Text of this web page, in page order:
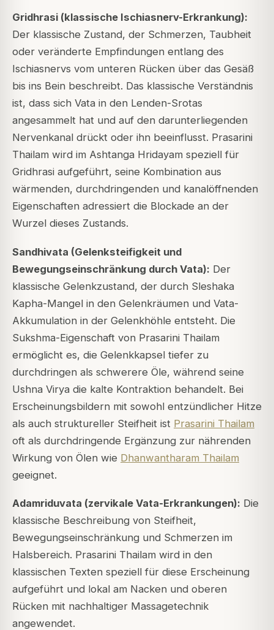
Gridhrasi (klassische Ischiasnerv-Erkrankung):
Der klassische Zustand, der Schmerzen, Taubheit
oder veränderte Empfindungen entlang des
Ischiasnervs vom unteren Rücken über das Gesäß
bis ins Bein beschreibt. Das klassische Verständnis
ist, dass sich Vata in den Lenden-Srotas
angesammelt hat und auf den darunterliegenden
Nervenkanal drückt oder ihn beeinflusst. Prasarini
Thailam wird im Ashtanga Hridayam speziell für
Gridhrasi aufgeführt, seine Kombination aus
wärmenden, durchdringenden und kanalöffnenden
Eigenschaften adressiert die Blockade an der
Wurzel dieses Zustands.
Sandhivata (Gelenksteifigkeit und
Bewegungseinschränkung durch Vata): Der
klassische Gelenkzustand, der durch Sleshaka
Kapha-Mangel in den Gelenkräumen und Vata-
Akkumulation in der Gelenkhöhle entsteht. Die
Sukshma-Eigenschaft von Prasarini Thailam
ermöglicht es, die Gelenkkapsel tiefer zu
durchdringen als schwerere Öle, während seine
Ushna Virya die kalte Kontraktion behandelt. Bei
Erscheinungsbildern mit sowohl entzündlicher Hitze
als auch struktureller Steifheit ist Prasarini Thailam
oft als durchdringende Ergänzung zur nährenden
Wirkung von Ölen wie Dhanwantharam Thailam
geeignet.
Adamriduvata (zervikale Vata-Erkrankungen): Die
klassische Beschreibung von Steifheit,
Bewegungseinschränkung und Schmerzen im
Halsbereich. Prasarini Thailam wird in den
klassischen Texten speziell für diese Erscheinung
aufgeführt und lokal am Nacken und oberen
Rücken mit nachhaltiger Massagetechnik
angewendet.